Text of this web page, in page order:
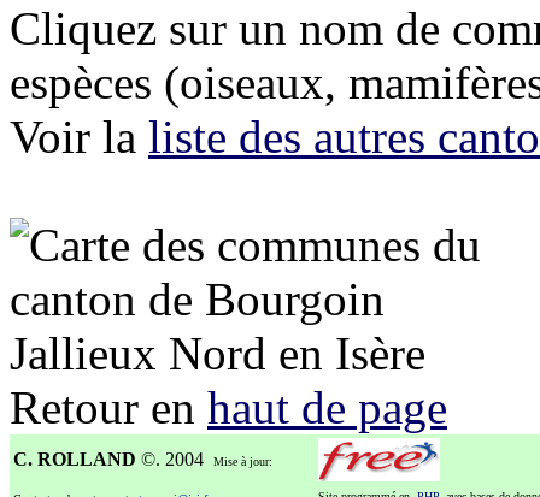
Cliquez sur un nom de
espèces (oiseaux,
Voir la liste des autres
Retour en haut de page
C. ROLLAND ©. 2004 Mise à jour: